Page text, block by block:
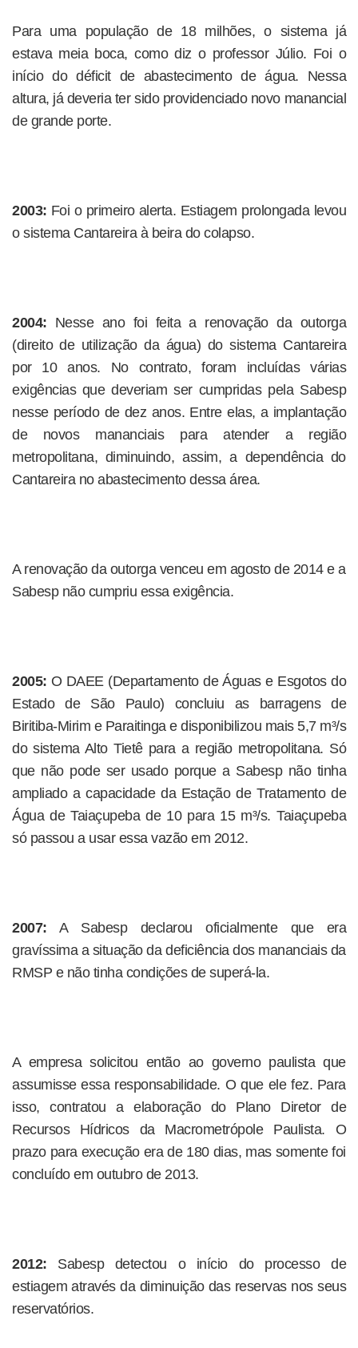
Para uma população de 18 milhões, o sistema já
estava meia boca, como diz o professor Júlio. Foi o
início do déficit de abastecimento de água. Nessa
altura, já deveria ter sido providenciado novo manancial
de grande porte.
2003: Foi o primeiro alerta. Estiagem prolongada levou
o sistema Cantareira à beira do colapso.
2004: Nesse ano foi feita a renovação da outorga
(direito de utilização da água) do sistema Cantareira
por 10 anos. No contrato, foram incluídas várias
exigências que deveriam ser cumpridas pela Sabesp
nesse período de dez anos. Entre elas, a implantação
de novos mananciais para atender a região
metropolitana, diminuindo, assim, a dependência do
Cantareira no abastecimento dessa área.
A renovação da outorga venceu em agosto de 2014 e a
Sabesp não cumpriu essa exigência.
2005: O DAEE (Departamento de Águas e Esgotos do
Estado de São Paulo) concluiu as barragens de
Biritiba-Mirim e Paraitinga e disponibilizou mais 5,7 m³/s
do sistema Alto Tietê para a região metropolitana. Só
que não pode ser usado porque a Sabesp não tinha
ampliado a capacidade da Estação de Tratamento de
Água de Taiaçupeba de 10 para 15 m³/s. Taiaçupeba
só passou a usar essa vazão em 2012.
2007: A Sabesp declarou oficialmente que era
gravíssima a situação da deficiência dos mananciais da
RMSP e não tinha condições de superá-la.
A empresa solicitou então ao governo paulista que
assumisse essa responsabilidade. O que ele fez. Para
isso, contratou a elaboração do Plano Diretor de
Recursos Hídricos da Macrometrópole Paulista. O
prazo para execução era de 180 dias, mas somente foi
concluído em outubro de 2013.
2012: Sabesp detectou o início do processo de
estiagem através da diminuição das reservas nos seus
reservatórios.